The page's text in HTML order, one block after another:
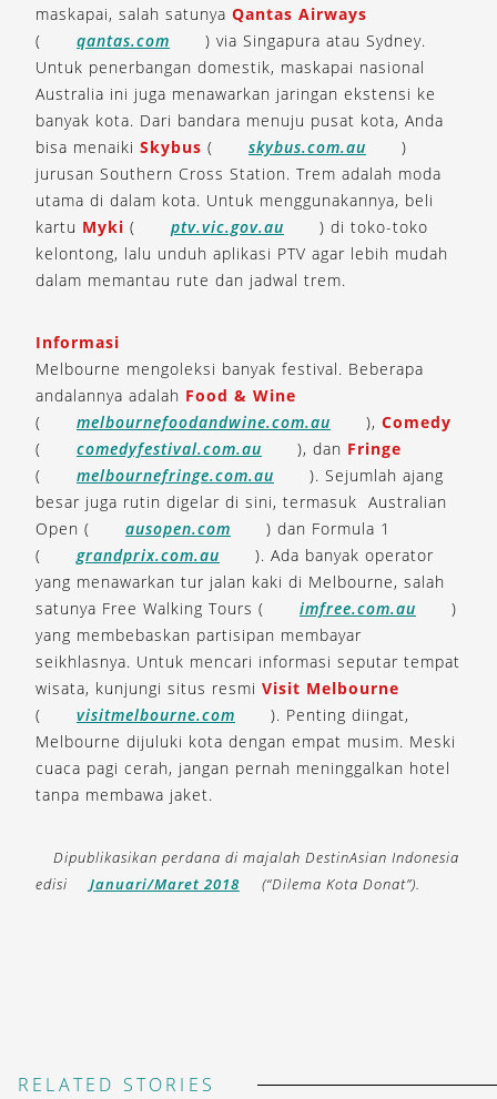
maskapai, salah satunya Qantas Airways
(
qantas.com
) via Singapura atau Sydney.
Untuk penerbangan domestik, maskapai nasional
Australia ini juga menawarkan jaringan ekstensi ke
banyak kota. Dari bandara menuju pusat kota, Anda
bisa menaiki Skybus ( skybus.com.au
)
jurusan Southern Cross Station. Trem adalah moda
utama di dalam kota. Untuk menggunakannya, beli
kartu Myki ( ptv.vic.gov.au
) di toko-toko
kelontong, lalu unduh aplikasi PTV agar lebih mudah
dalam memantau rute dan jadwal trem.
Informasi
Melbourne mengoleksi banyak festival. Beberapa
andalannya adalah Food & Wine
(
melbournefoodandwine.com.au ), Comedy
(
comedyfestival.com.au ), dan Fringe
(
melbournefringe.com.au
). Sejumlah ajang
besar juga rutin digelar di sini, termasuk Australian
Open (
ausopen.com
) dan Formula 1
(
grandprix.com.au
). Ada banyak operator
yang menawarkan tur jalan kaki di Melbourne, salah
satunya Free Walking Tours (
imfree.com.au
)
yang membebaskan partisipan membayar
seikhlasnya. Untuk mencari informasi seputar tempat
wisata, kunjungi situs resmi Visit Melbourne
(
visitmelbourne.com
). Penting diingat,
Melbourne dijuluki kota dengan empat musim. Meski
cuaca pagi cerah, jangan pernah meninggalkan hotel
tanpa membawa jaket.
Dipublikasikan perdana di majalah DestinAsian Indonesia
edisi
Januari/Maret 2018 (“Dilema Kota Donat”).
RELATED STORIES